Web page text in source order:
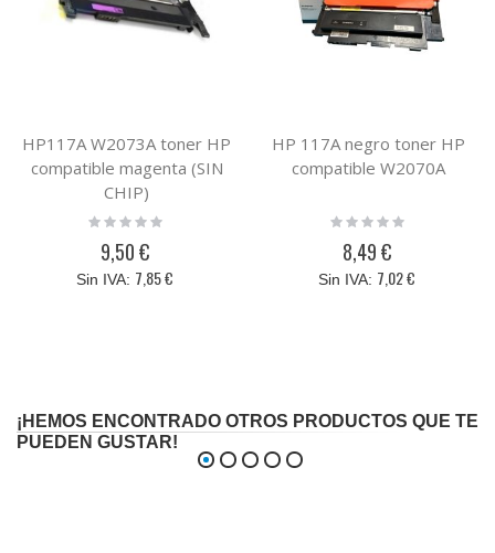
HP117A W2073A toner HP
compatible magenta (SIN
CHIP)
Rating:
9,50 €
7,85 €
HP 117A negro toner HP
compatible W2070A
Rating:
8,49 €
7,02 €
¡HEMOS ENCONTRADO OTROS PRODUCTOS QUE TE
PUEDEN GUSTAR!